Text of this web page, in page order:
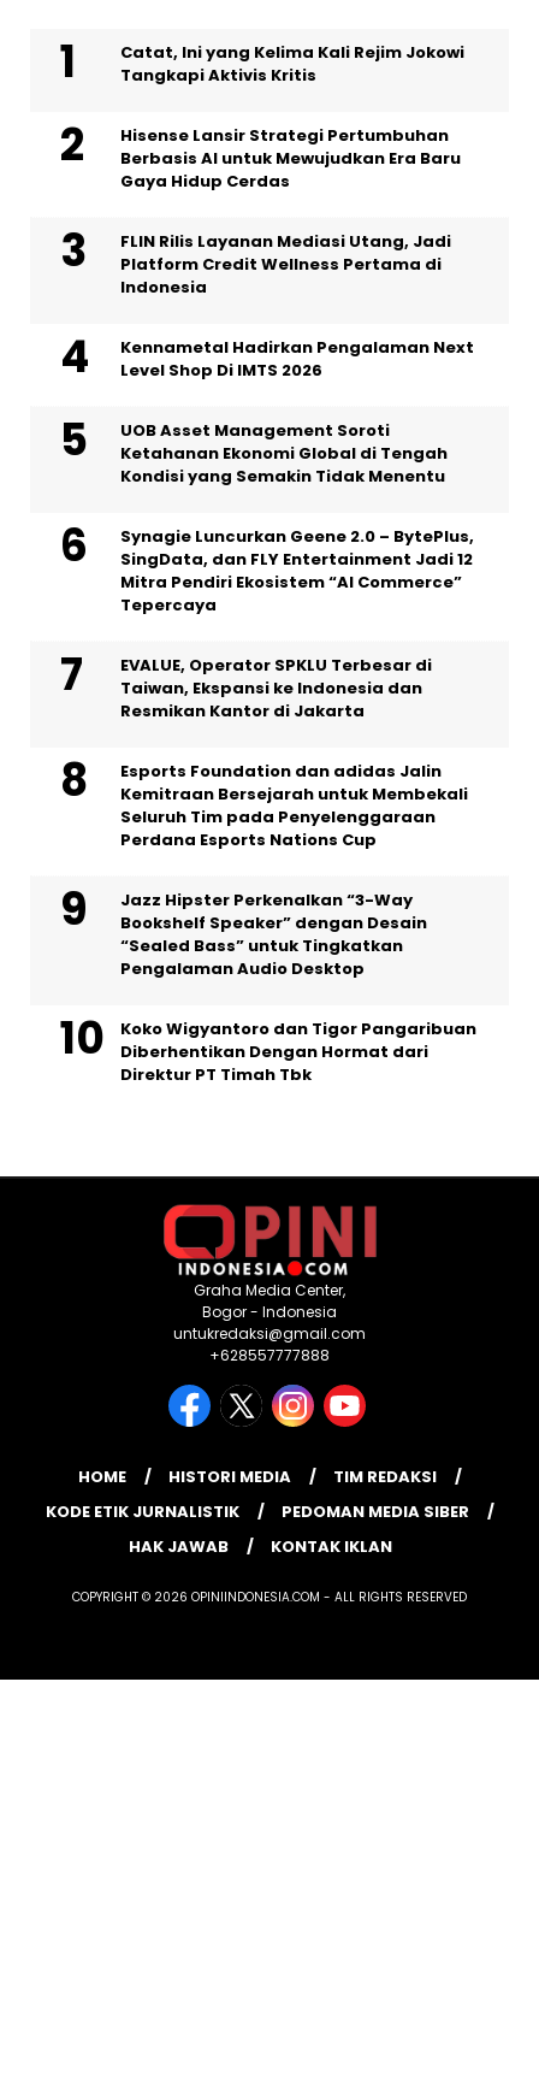
Catat, Ini yang Kelima Kali Rejim Jokowi
Tangkapi Aktivis Kritis
Hisense Lansir Strategi Pertumbuhan
Berbasis AI untuk Mewujudkan Era Baru
Gaya Hidup Cerdas
FLIN Rilis Layanan Mediasi Utang, Jadi
Platform Credit Wellness Pertama di
Indonesia
Kennametal Hadirkan Pengalaman Next
Level Shop Di IMTS 2026
UOB Asset Management Soroti
Ketahanan Ekonomi Global di Tengah
Kondisi yang Semakin Tidak Menentu
Synagie Luncurkan Geene 2.0 – BytePlus,
SingData, dan FLY Entertainment Jadi 12
Mitra Pendiri Ekosistem “AI Commerce”
Tepercaya
EVALUE, Operator SPKLU Terbesar di
Taiwan, Ekspansi ke Indonesia dan
Resmikan Kantor di Jakarta
Esports Foundation dan adidas Jalin
Kemitraan Bersejarah untuk Membekali
Seluruh Tim pada Penyelenggaraan
Perdana Esports Nations Cup
Jazz Hipster Perkenalkan “3-Way
Bookshelf Speaker” dengan Desain
“Sealed Bass” untuk Tingkatkan
Pengalaman Audio Desktop
Koko Wigyantoro dan Tigor Pangaribuan
Diberhentikan Dengan Hormat dari
Direktur PT Timah Tbk
Graha Media Center,
Bogor - Indonesia
untukredaksi@gmail.com
+628557777888
HOME HISTORI MEDIA
TIM REDAKSI
KODE ETIK JURNALISTIK
PEDOMAN MEDIA SIBER
HAK JAWAB
KONTAK IKLAN
COPYRIGHT © 2026 OPINIINDONESIA.COM - ALL RIGHTS RESERVED